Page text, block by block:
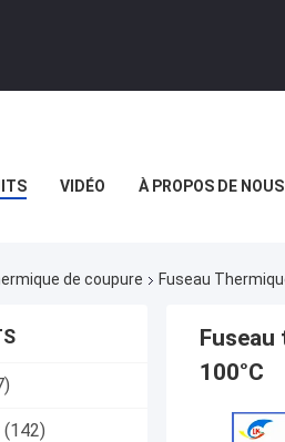
VIDÉO À PROPOS DE NOUS
de coupure Fuseau
(142)
Fuseau
100°C